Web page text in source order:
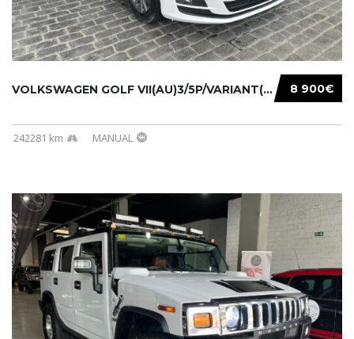
8 900€
VOLKSWAGEN GOLF VII(AU)3/5P/VARIANT(12-16 20...
242281 km MANUAL